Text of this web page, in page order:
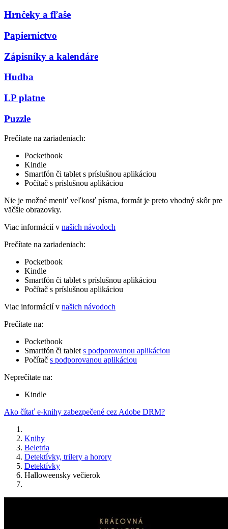
Hrnčeky a fľaše
Papiernictvo
Zápisníky a kalendáre
Hudba
LP platne
Puzzle
Prečítate na zariadeniach:
Pocketbook
Kindle
Smartfón či tablet s príslušnou aplikáciou
Počítač s príslušnou aplikáciou
Nie je možné meniť veľkosť písma, formát je preto vhodný skôr pre
väčšie obrazovky.
Viac informácií v našich návodoch
Prečítate na zariadeniach:
Pocketbook
Kindle
Smartfón či tablet s príslušnou aplikáciou
Počítač s príslušnou aplikáciou
Viac informácií v našich návodoch
Prečítate na:
Pocketbook
Smartfón či tablet s podporovanou aplikáciou
Počítač s podporovanou aplikáciou
Neprečítate na:
Kindle
Ako čítať e-knihy zabezpečené cez Adobe DRM?
Knihy
Beletria
Detektívky, trilery a horory
Detektívky
Halloweensky večierok